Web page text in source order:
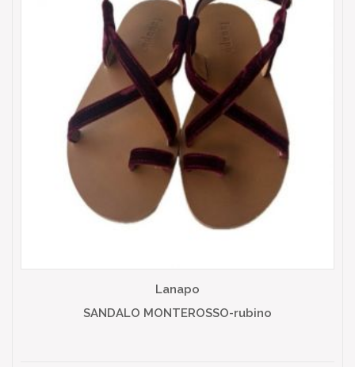
Lanapo
SANDALO MONTEROSSO-rubino